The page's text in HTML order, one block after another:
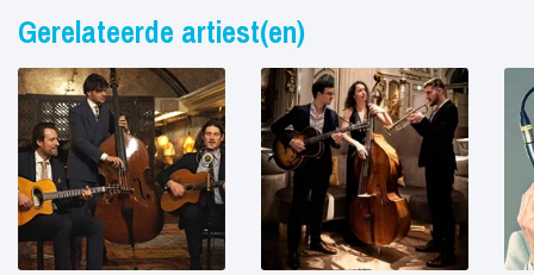
Gerelateerde artiest(en)